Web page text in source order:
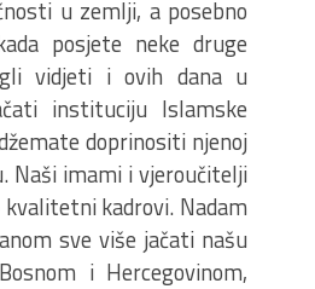
u zemlji, a posebno
posjete neke druge
vidjeti i ovih dana u
instituciju Islamske
doprinositi njenoj
Naši imami i vjeroučitelji
kadrovi. Nadam
sve više jačati našu
i Hercegovinom,